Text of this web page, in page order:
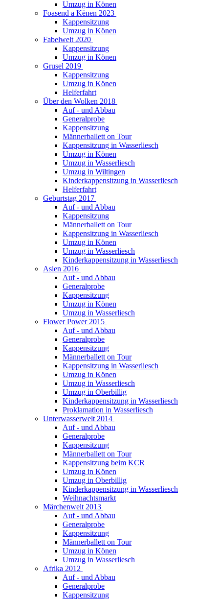
Umzug in Könen
Foasend a Kënen 2023
Kappensitzung
Umzug in Könen
Fabelwelt 2020
Kappensitzung
Umzug in Könen
Grusel 2019
Kappensitzung
Umzug in Könen
Helferfahrt
Über den Wolken 2018
Auf - und Abbau
Generalprobe
Kappensitzung
Männerballett on Tour
Kappensitzung in Wasserliesch
Umzug in Könen
Umzug in Wasserliesch
Umzug in Wiltingen
Kinderkappensitzung in Wasserliesch
Helferfahrt
Geburtstag 2017
Auf - und Abbau
Kappensitzung
Männerballett on Tour
Kappensitzung in Wasserliesch
Umzug in Könen
Umzug in Wasserliesch
Kinderkappensitzung in Wasserliesch
Asien 2016
Auf - und Abbau
Generalprobe
Kappensitzung
Umzug in Könen
Umzug in Wasserliesch
Flower Power 2015
Auf - und Abbau
Generalprobe
Kappensitzung
Männerballett on Tour
Kappensitzung in Wasserliesch
Umzug in Könen
Umzug in Wasserliesch
Umzug in Oberbillig
Kinderkappensitzung in Wasserliesch
Proklamation in Wasserliesch
Unterwasserwelt 2014
Auf - und Abbau
Generalprobe
Kappensitzung
Männerballett on Tour
Kappensitzung beim KCR
Umzug in Könen
Umzug in Oberbillig
Kinderkappensitzung in Wasserliesch
Weihnachtsmarkt
Märchenwelt 2013
Auf - und Abbau
Generalprobe
Kappensitzung
Männerballett on Tour
Umzug in Könen
Umzug in Wasserliesch
Afrika 2012
Auf - und Abbau
Generalprobe
Kappensitzung